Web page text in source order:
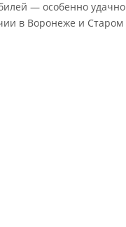
— особенно
в Воронеже и